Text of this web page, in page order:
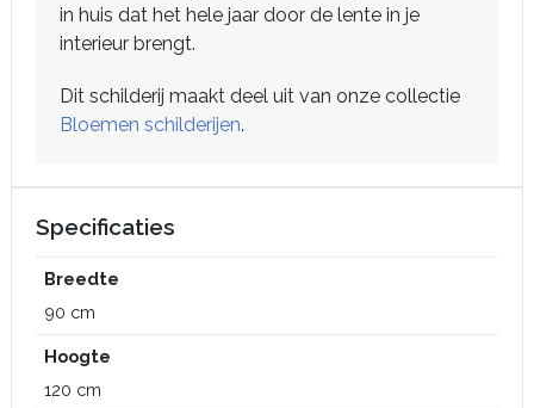
in huis dat het hele jaar door de lente in je
interieur brengt.
Dit schilderij maakt deel uit van onze collectie
Bloemen schilderijen.
Specificaties
Breedte
90 cm
Hoogte
120 cm